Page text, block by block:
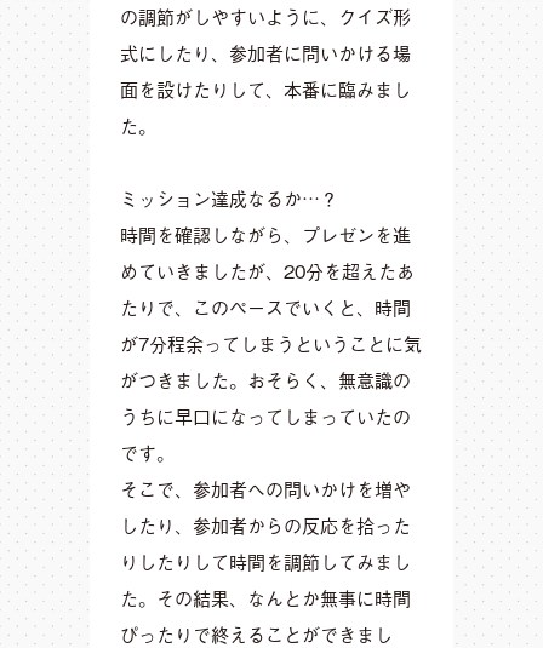
の調節がしやすいように、クイズ形
式にしたり、参加者に問いかける場
面を設けたりして、本番に臨みまし
た。
ミッション達成なるか…？
時間を確認しながら、プレゼンを進
めていきましたが、20分を超えたあ
たりで、このペースでいくと、時間
が7分程余ってしまうということに気
がつきました。おそらく、無意識の
うちに早口になってしまっていたの
です。
そこで、参加者への問いかけを増や
したり、参加者からの反応を拾った
りしたりして時間を調節してみまし
た。その結果、なんとか無事に時間
ぴったりで終えることができまし